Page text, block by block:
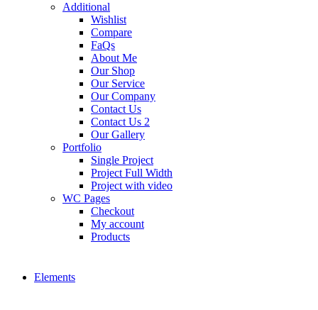
Additional
Wishlist
Compare
FaQs
About Me
Our Shop
Our Service
Our Company
Contact Us
Contact Us 2
Our Gallery
Portfolio
Single Project
Project Full Width
Project with video
WC Pages
Checkout
My account
Products
Elements